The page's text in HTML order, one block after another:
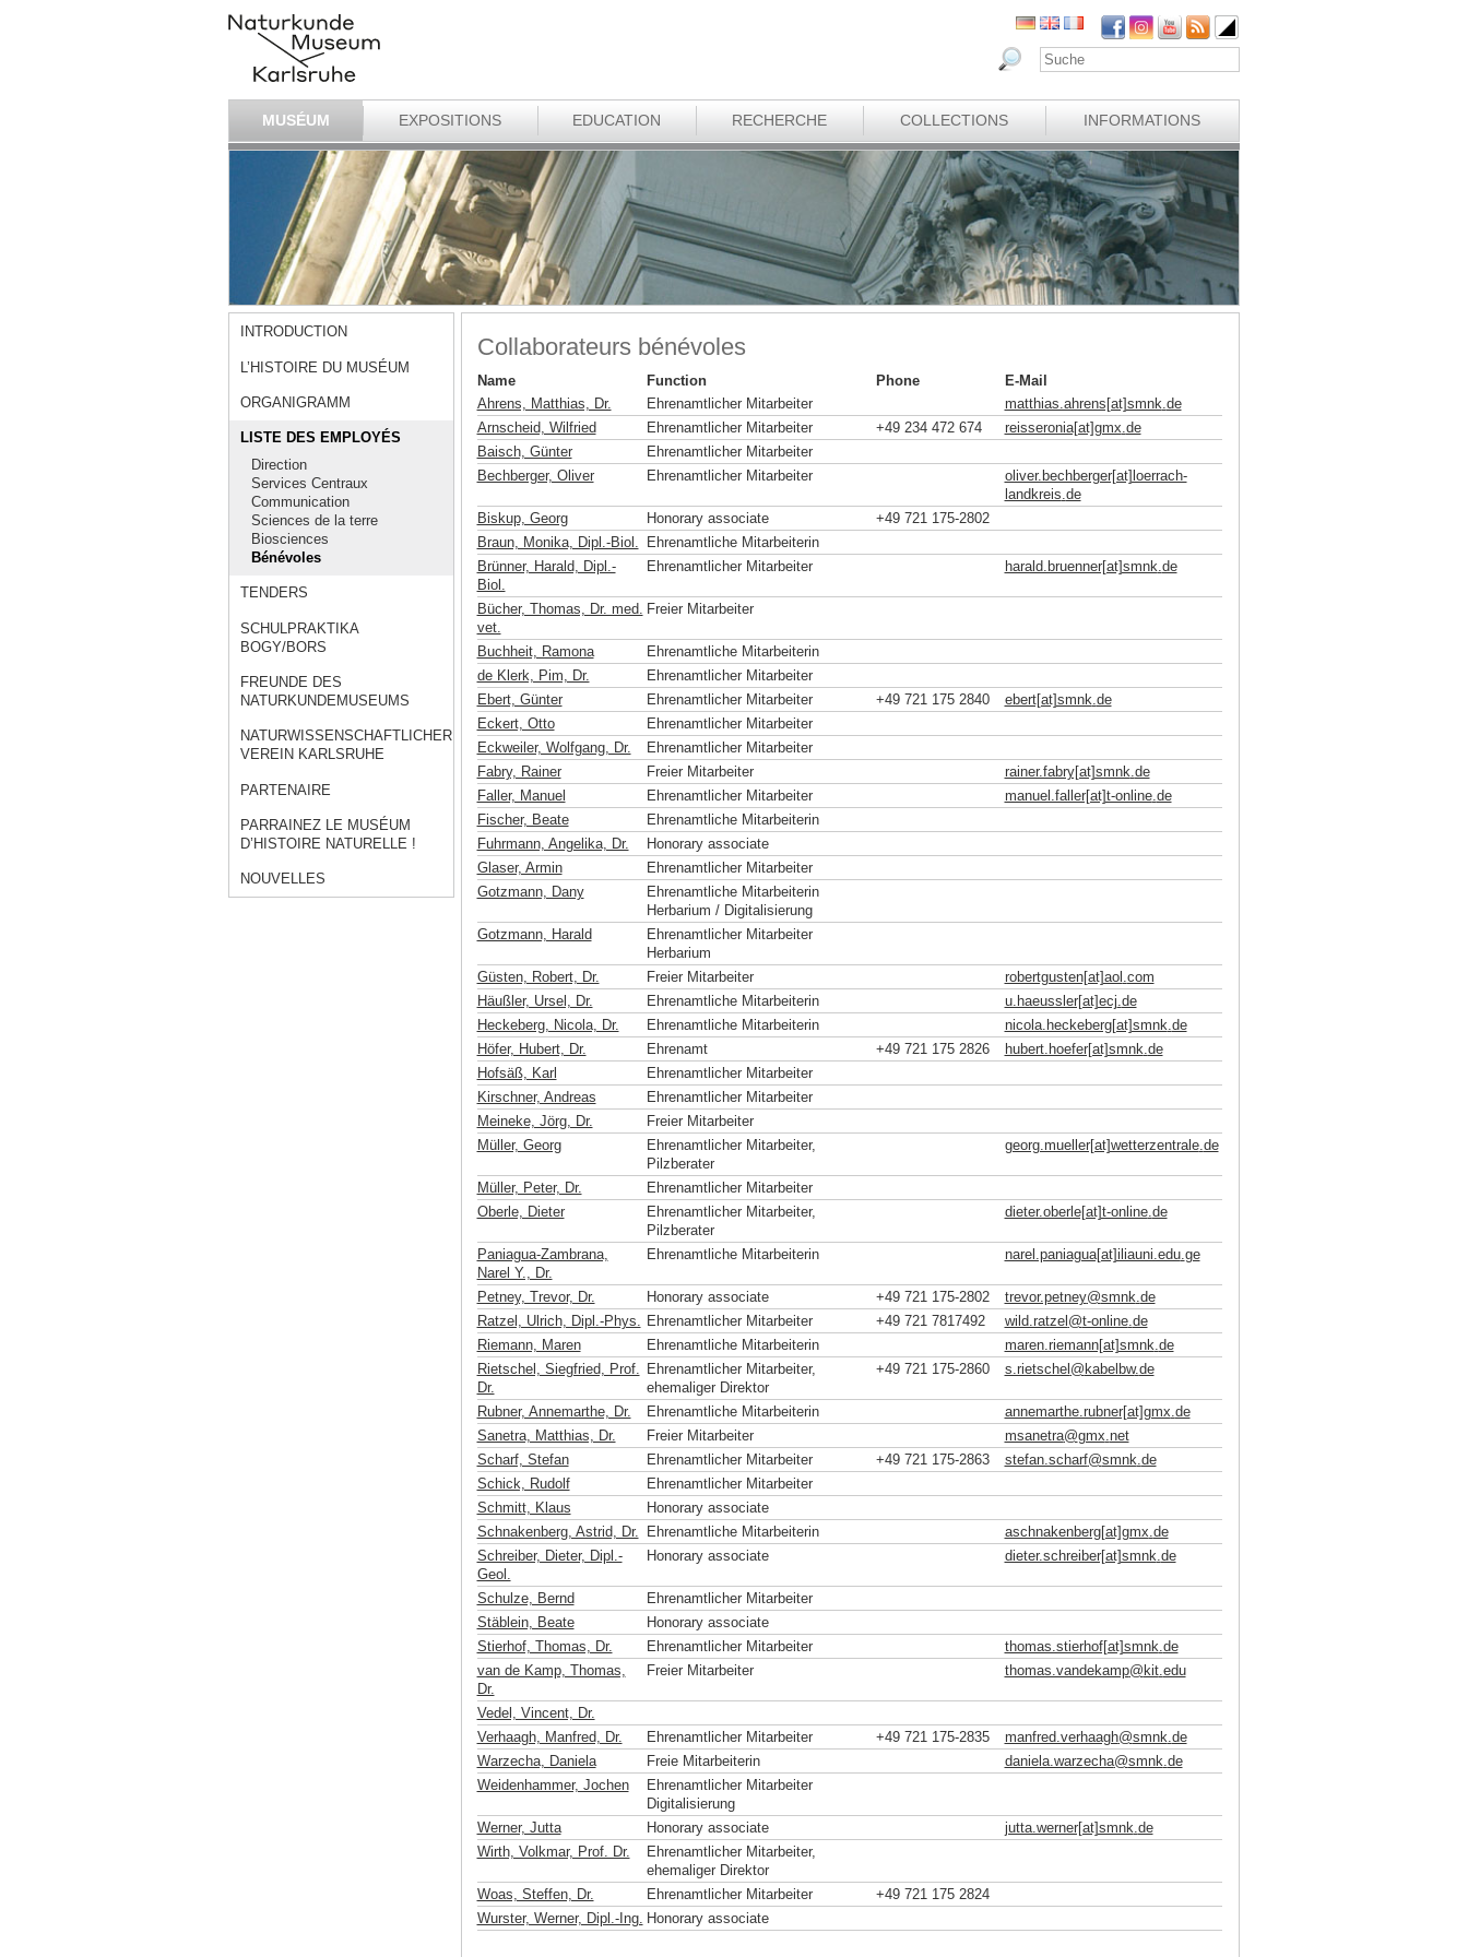
MUSÉUM EXPOSITIONS EDUCATION RECHERCHE COLLECTIONS INFORMATIONS
INTRODUCTION
L’HISTOIRE DU MUSÉUM
ORGANIGRAMM
LISTE DES EMPLOYÉS
Direction
Services Centraux
Communication
Sciences de la terre
Biosciences
Bénévoles
TENDERS
SCHULPRAKTIKA
BOGY/BORS
FREUNDE DES
NATURKUNDEMUSEUMS
NATURWISSENSCHAFTLICHER
VEREIN KARLSRUHE
PARTENAIRE
PARRAINEZ LE MUSÉUM
D’HISTOIRE NATURELLE !
NOUVELLES
Collaborateurs bénévoles
Name Function Phone
E-Mail
Ahrens, Matthias, Dr.
Ehrenamtlicher Mitarbeiter matthias.ahrens[at]smnk.de
Arnscheid, Wilfried
Ehrenamtlicher Mitarbeiter +49 234 472 674 reisseronia[at]gmx.de
Baisch, Günter
Ehrenamtlicher Mitarbeiter
Bechberger, Oliver
Ehrenamtlicher Mitarbeiter
oliver.bechberger[at]loerrach-
landkreis.de
Biskup, Georg
Honorary associate
+49 721 175-2802
Braun, Monika, Dipl.-Biol.
Ehrenamtliche Mitarbeiterin
Brünner, Harald, Dipl.-
Biol.
Ehrenamtlicher Mitarbeiter harald.bruenner[at]smnk.de
Bücher, Thomas, Dr. med.
vet.
Freier Mitarbeiter
Buchheit, Ramona
Ehrenamtliche Mitarbeiterin
de Klerk, Pim, Dr.
Ehrenamtlicher Mitarbeiter
Ebert, Günter
Ehrenamtlicher Mitarbeiter +49 721 175 2840 ebert[at]smnk.de
Eckert, Otto
Ehrenamtlicher Mitarbeiter
Eckweiler, Wolfgang, Dr.
Ehrenamtlicher Mitarbeiter
Fabry, Rainer
Freier Mitarbeiter rainer.fabry[at]smnk.de
Faller, Manuel
Ehrenamtlicher Mitarbeiter manuel.faller[at]t-online.de
Fischer, Beate
Ehrenamtliche Mitarbeiterin
Fuhrmann, Angelika, Dr.
Honorary associate
Glaser, Armin
Ehrenamtlicher Mitarbeiter
Gotzmann, Dany
Ehrenamtliche Mitarbeiterin
Herbarium / Digitalisierung
Gotzmann, Harald
Ehrenamtlicher Mitarbeiter
Herbarium
Güsten, Robert, Dr.
Freier Mitarbeiter robertgusten[at]aol .com
Häußler, Ursel, Dr.
Ehrenamtliche Mitarbeiterin u.haeussler[at]ecj.de
Heckeberg, Nicola, Dr.
Ehrenamtliche Mitarbeiterin nicola.heckeberg[at]smnk.de
Höfer, Hubert, Dr.
Ehrenamt +49 721 175 2826 hubert.hoefer[at]smnk.de
Hofsäß, Karl
Ehrenamtlicher Mitarbeiter
Kirschner, Andreas
Ehrenamtlicher Mitarbeiter
Meineke, Jörg, Dr.
Freier Mitarbeiter
Müller, Georg
Ehrenamtlicher Mitarbeiter,
Pilzberater
georg.mueller[at]wetterzentrale.de
Müller, Peter, Dr.
Ehrenamtlicher Mitarbeiter
Oberle, Dieter
Ehrenamtlicher Mitarbeiter,
Pilzberater
dieter.oberle[at]t-online.de
Paniagua-Zambrana,
Narel Y., Dr.
Ehrenamtliche Mitarbeiterin narel.paniagua[at]iliauni.edu.ge
Petney, Trevor, Dr. Honorary associate +49 721 175-2802 trevor.petney@smnk.de
Ratzel, Ulrich, Dipl.-Phys. Ehrenamtlicher Mitarbeiter +49 721 7817492 wild.ratzel @t-online.de
Riemann, Maren
Ehrenamtliche Mitarbeiterin maren.riemann[at]smnk.de
Rietschel, Siegfried, Prof.
Dr.
Ehrenamtlicher Mitarbeiter,
ehemaliger Direktor
+49 721 175-2860 s.rietschel @ kabelbw.de
Rubner, Annemarthe, Dr. Ehrenamtliche Mitarbeiterin annemarthe.rubner[at]gmx.de
Sanetra, Matthias, Dr.
Freier Mitarbeiter msanetra@gmx.net
Scharf, Stefan
Ehrenamtlicher Mitarbeiter +49 721 175-2863 stefan.scharf@smnk.de
Schick, Rudolf
Ehrenamtlicher Mitarbeiter
Schmitt, Klaus
Honorary associate
Schnakenberg, Astrid, Dr.
Ehrenamtliche Mitarbeiterin aschnakenberg[at]gmx.de
Schreiber, Dieter, Dipl.-
Geol.
Honorary associate dieter.schreiber[at]smnk.de
Schulze, Bernd
Ehrenamtlicher Mitarbeiter
Stäblein, Beate
Honorary associate
Stierhof, Thomas, Dr.
Ehrenamtlicher Mitarbeiter thomas.stierhof[at]smnk.de
van de Kamp, Thomas,
Dr.
Freier Mitarbeiter thomas.vandekamp@ kit.edu
Vedel, Vincent, Dr.
Verhaagh, Manfred, Dr.
Ehrenamtlicher Mitarbeiter +49 721 175-2835 manfred.verhaagh@smnk.de
Warzecha, Daniela
Freie Mitarbeiterin daniela.warzecha@smnk.de
Weidenhammer, Jochen
Ehrenamtlicher Mitarbeiter
Digitalisierung
Werner, Jutta
Honorary associate jutta.werner[at]smnk.de
Wirth, Volkmar, Prof. Dr.
Ehrenamtlicher Mitarbeiter,
ehemaliger Direktor
Woas, Steffen, Dr.
Ehrenamtlicher Mitarbeiter
+49 721 175 2824
Wurster, Werner, Dipl.-Ing. Honorary associate